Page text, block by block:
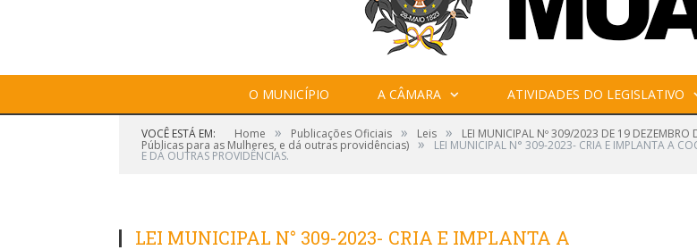
O MUNICÍPIO A CÂMARA ATIVIDADES DO LEGISLATIVO
VOCÊ ESTÁ EM: Home » Publicações Oficiais » Leis » LEI MUNICIPAL Nº 309/2023 DE 19
Públicas para as Mulheres, e dá outras providências) » LEI MUNICIPAL N° 309-2023- CRIA E IMPLANTA A
E DÁ OUTRAS PROVIDÊNCIAS.
LEI MUNICIPAL N° 309-2023- CRIA E IMPLANTA A